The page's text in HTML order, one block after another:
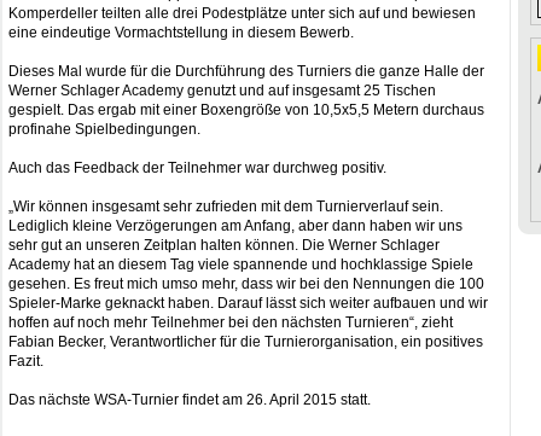
Komperdeller teilten alle drei Podestplätze unter sich auf und bewiesen
eine eindeutige Vormachtstellung in diesem Bewerb.
Dieses Mal wurde für die Durchführung des Turniers die ganze Halle der
Werner Schlager Academy genutzt und auf insgesamt 25 Tischen
gespielt. Das ergab mit einer Boxengröße von 10,5x5,5 Metern durchaus
profinahe Spielbedingungen.
Auch das Feedback der Teilnehmer war durchweg positiv.
„Wir können insgesamt sehr zufrieden mit dem Turnierverlauf sein.
Lediglich kleine Verzögerungen am Anfang, aber dann haben wir uns
sehr gut an unseren Zeitplan halten können. Die Werner Schlager
Academy hat an diesem Tag viele spannende und hochklassige Spiele
gesehen. Es freut mich umso mehr, dass wir bei den Nennungen die 100
Spieler-Marke geknackt haben. Darauf lässt sich weiter aufbauen und wir
hoffen auf noch mehr Teilnehmer bei den nächsten Turnieren“, zieht
Fabian Becker, Verantwortlicher für die Turnierorganisation, ein positives
Fazit.
Das nächste WSA-Turnier findet am 26. April 2015 statt.